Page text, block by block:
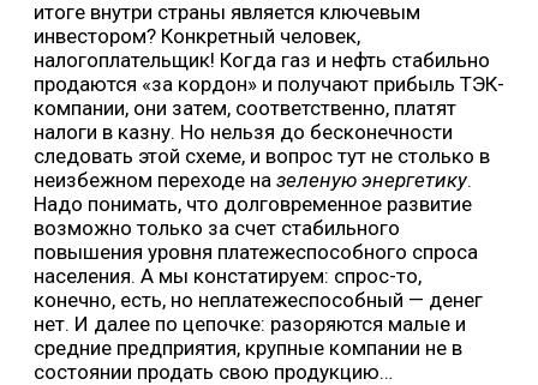
итоге внутри страны является ключевым
инвестором? Конкретный человек,
налогоплательщик! Когда газ и нефть стабильно
продаются «за кордон» и получают прибыль ТЭК-
компании, они затем, соответственно, платят
налоги в казну. Но нельзя до бесконечности
следовать этой схеме, и вопрос тут не столько в
неизбежном переходе на зеленую энергетику.
Надо понимать, что долговременное развитие
возможно только за счет стабильного
повышения уровня платежеспособного спроса
населения. А мы констатируем: спрос-то,
конечно, есть, но неплатежеспособный — денег
нет. И далее по цепочке: разоряются малые и
средние предприятия, крупные компании не в
состоянии продать свою продукцию…